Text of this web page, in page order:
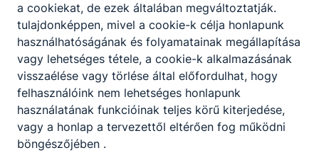
Soproni
Szakképzési
a cookiekat, de ezek általában megváltoztatják.
tulajdonképpen, mivel a cookie-k célja honlapunk
használhatóságának és folyamatainak megállapítása
vagy lehetséges tétele, a cookie-k alkalmazásának
visszaélése vagy törlése által előfordulhat, hogy
felhasználóink ​​nem lehetséges honlapunk
használatának funkcióinak teljes körű kiterjedése,
vagy a honlap a tervezettől eltérően fog működni
böngészőjében .